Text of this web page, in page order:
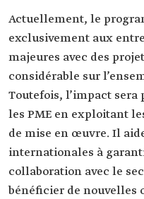
Actuellement, le
exclusivement aux
majeures avec des
considérable sur
Toutefois, l’impact
les PME en exploitant
de mise en œuvre. Il
internationales à
collaboration avec le
bénéficier de nouvelles